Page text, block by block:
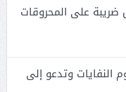
على المحروقات
النفايات وتدعو إلى